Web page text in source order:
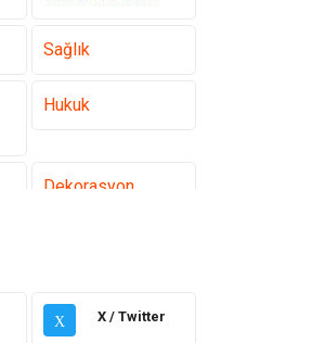
Sağlık
Hukuk
Dekorasyon
Sağlıklı Yaşam
X X / Twitter